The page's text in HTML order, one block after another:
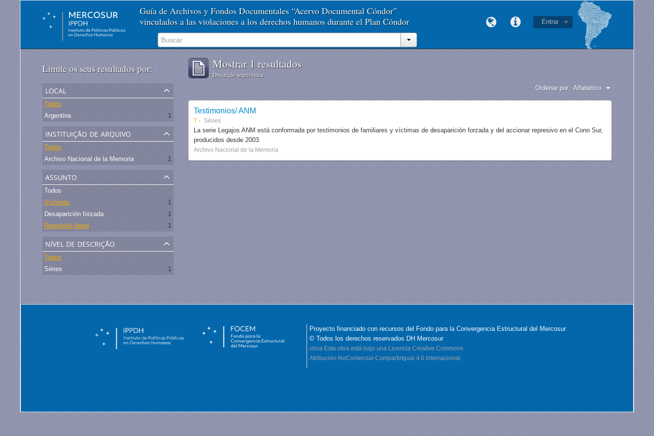
Guía de Archivos y Fondos Documentales “Acervo Documental Cóndor”
vinculados a las violaciones a los derechos humanos durante el Plan Cóndor
Entrar
Limite os seus resultados por:
local
Todos
Argentina
1
instituição de arquivo
Todos
Archivo Nacional de la Memoria
1
assunto
Todos
Víctimas
1
Desaparición forzada
1
Represión ilegal
1
nível de descrição
Todos
Séries
1
Mostrar 1 resultados
Descrição arquivística
Ordenar por: Alfabético
Testimonios/ ANM
T Séries
La serie Legajos ANM está conformada por testimonios de familiares y víctimas de desaparición forzada y del accionar represivo en el Cono Sur,
producidos desde 2003.
Archivo Nacional de la Memoria
Proyecto financiado con recursos del Fondo para la Convergencia Estructural del Mercosur
© Todos los derechos reservados DH Mercosur
cbna Esta obra está bajo una Licencia Creative Commons
Atribución-NoComercial-CompartirIgual 4.0 Internacional.